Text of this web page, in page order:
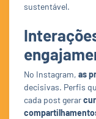
sustentável.
No Instagram, as
decisivas. Perfis
cada post gerar